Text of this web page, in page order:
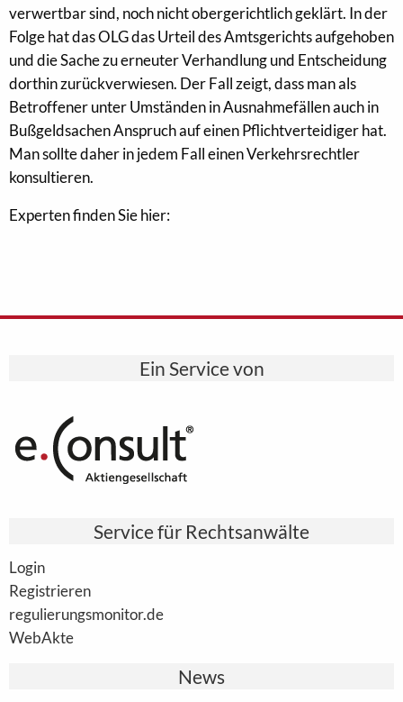
verwertbar sind, noch nicht obergerichtlich geklärt. In der
Folge hat das OLG das Urteil des Amtsgerichts aufgehoben
und die Sache zu erneuter Verhandlung und Entscheidung
dorthin zurückverwiesen. Der Fall zeigt, dass man als
Betroffener unter Umständen in Ausnahmefällen auch in
Bußgeldsachen Anspruch auf einen Pflichtverteidiger hat.
Man sollte daher in jedem Fall einen Verkehrsrechtler
konsultieren.
Experten finden Sie hier:
Ein Service von
Service für Rechtsanwälte
Login
Registrieren
regulierungsmonitor.de
WebAkte
News